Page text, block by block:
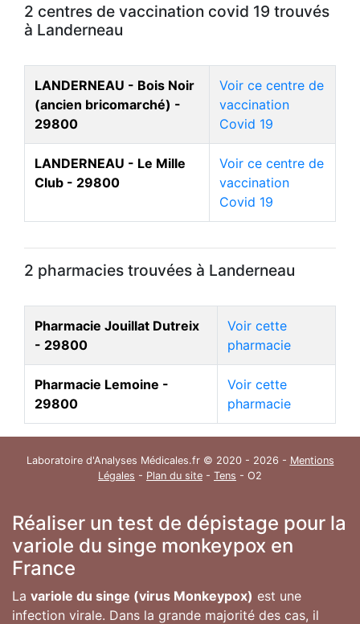
2 centres de vaccination covid 19 trouvés
à Landerneau
LANDERNEAU - Bois Noir
(ancien bricomarché) -
29800
Voir ce centre de
vaccination
Covid 19
LANDERNEAU - Le Mille
Club - 29800
Voir ce centre de
vaccination
Covid 19
2 pharmacies trouvées à Landerneau
Pharmacie Jouillat Dutreix
- 29800
Voir cette
pharmacie
Pharmacie Lemoine -
29800
Voir cette
pharmacie
Laboratoire d'Analyses Médicales.fr © 2020 - 2026 - Mentions
Légales - Plan du site - Tens - O2
Réaliser un test de dépistage pour la
variole du singe monkeypox en
France
La variole du singe (virus Monkeypox) est une
infection virale. Dans la grande majorité des cas, il